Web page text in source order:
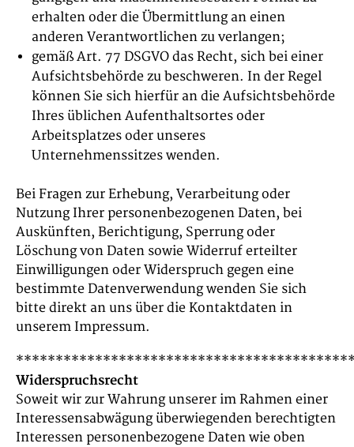
erhalten oder die Übermittlung an einen
anderen Verantwortlichen zu verlangen;
gemäß Art. 77 DSGVO das Recht, sich bei einer
Aufsichtsbehörde zu beschweren. In der Regel
können Sie sich hierfür an die Aufsichtsbehörde
Ihres üblichen Aufenthaltsortes oder
Arbeitsplatzes oder unseres
Unternehmenssitzes wenden.
Bei Fragen zur Erhebung, Verarbeitung oder
Nutzung Ihrer personenbezogenen Daten, bei
Auskünften, Berichtigung, Sperrung oder
Löschung von Daten sowie Widerruf erteilter
Einwilligungen oder Widerspruch gegen eine
bestimmte Datenverwendung wenden Sie sich
bitte direkt an uns über die Kontaktdaten in
unserem Impressum.
Widerspruchsrecht
Soweit wir zur Wahrung unserer im Rahmen einer
Interessensabwägung überwiegenden berechtigten
Interessen personenbezogene Daten wie oben